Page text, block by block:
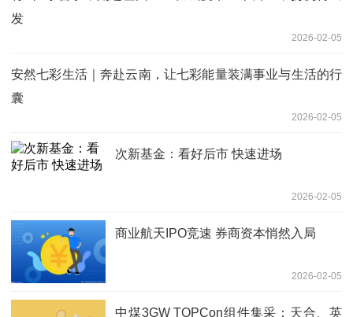
发
2026-02-05
安然七彩生活｜奔赴云南，让七彩能量装满事业与生活的行
囊
2026-02-05
次新基金：看好后市 快速进场
2026-02-05
商业航天IPO竞速 券商资本悄然入局
2026-02-05
中煤3GW TOPCon组件集采：天合、英